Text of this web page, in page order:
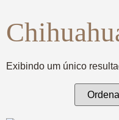
Exibindo um único